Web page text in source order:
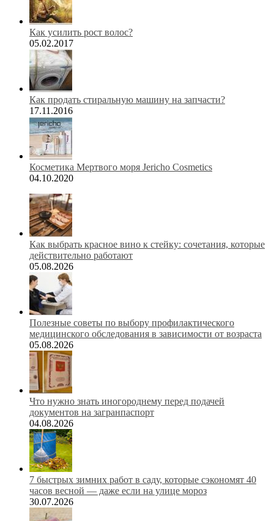
Как усилить рост волос?
05.02.2017
Как продать стиральную машину на запчасти?
17.11.2016
Косметика Мертвого моря Jericho Cosmetics
04.10.2020
Как выбрать красное вино к стейку: сочетания, которые
действительно работают
05.08.2026
Полезные советы по выбору профилактического
медицинского обследования в зависимости от возраста
05.08.2026
Что нужно знать иногороднему перед подачей
документов на загранпаспорт
04.08.2026
7 быстрых зимних работ в саду, которые сэкономят 40
часов весной — даже если на улице мороз
30.07.2026